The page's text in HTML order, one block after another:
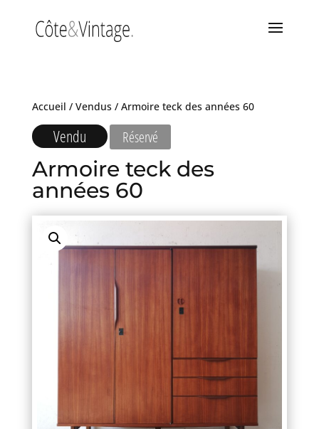
Accueil / Vendus/ Armoire teck des années 60
Vendu Réservé
Armoire teck des
années 60